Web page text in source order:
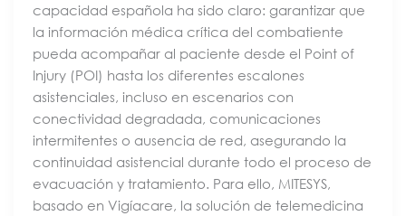
capacidad española ha sido claro: garantizar que
la información médica crítica del combatiente
pueda acompañar al paciente desde el Point of
Injury (POI) hasta los diferentes escalones
asistenciales, incluso en escenarios con
conectividad degradada, comunicaciones
intermitentes o ausencia de red, asegurando la
continuidad asistencial durante todo el proceso de
evacuación y tratamiento. Para ello, MITESYS,
basado en Vigíacare, la solución de telemedicina